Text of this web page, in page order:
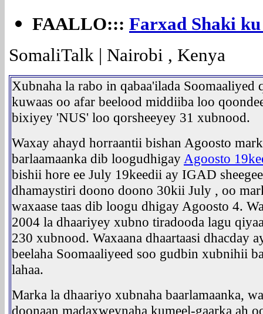
FAALLO::: Farxad Shaki
SomaliTalk | Nairobi , Kenya
Xubnaha la rabo in qabaa'ilada Soomaaliyed
kuwaas oo afar beelood middiiba loo
bixiyey 'NUS' loo qorsheeyey 31 xubnood.
Waxay ahayd horraantii bishan Agoosto
barlaamaanka dib loogudhigay Agoosto
bishii hore ee July 19keedii ay IGAD
dhamaystiri doono doono 30kii July , oo
waxaase taas dib loogu dhigay Agoosto 4.
2004 la dhaariyey xubno tiradooda lagu
230 xubnood. Waxaana dhaartaasi dhacday
beelaha Soomaaliyeed soo gudbin xubnihii
lahaa.
Marka la dhaariyo xubnaha baarlamaanka,
doonaan madaxweynaha kumeel-gaarka ah